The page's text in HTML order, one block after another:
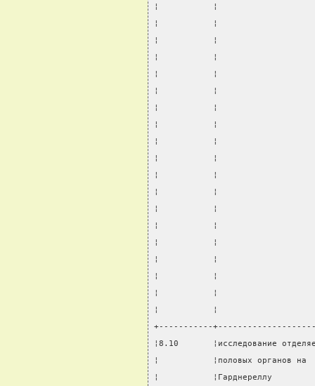
¦           ¦
¦           ¦
¦           ¦
¦           ¦
¦           ¦
¦           ¦
¦           ¦
¦           ¦
¦           ¦
¦           ¦
¦           ¦
¦           ¦
¦           ¦
¦           ¦
¦           ¦
¦           ¦
¦           ¦
¦           ¦
¦           ¦
+-----------
¦8.10
¦           ¦половых
¦